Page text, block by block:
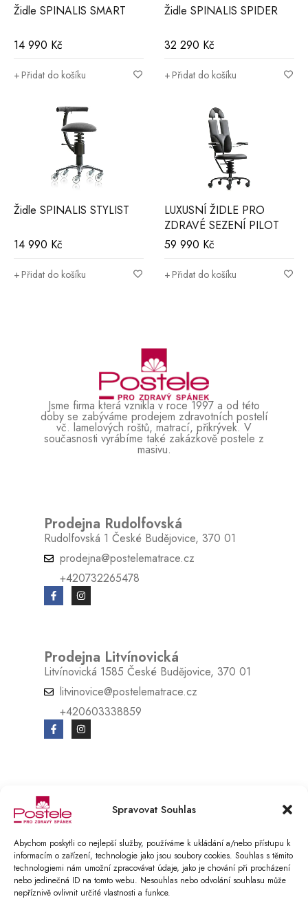
Spravovat Souhlas
Abychom poskytli co nejlepší služby, používáme k ukládání a/nebo přístupu k
informacím o zařízení, technologie jako jsou soubory cookies. Souhlas s těmito
technologiemi nám umožní zpracovávat údaje, jako je chování při procházení
nebo jedinečná ID na tomto webu. Nesouhlas nebo odvolání souhlasu může
nepříznivě ovlivnit určité vlastnosti a funkce.
Židle SPINALIS SMART
14 990 Kč
Přidat do košíku
Židle SPINALIS SPIDER
32 290 Kč
Přidat do košíku
Židle SPINALIS STYLIST
14 990 Kč
Přidat do košíku
LUXUSNÍ ŽIDLE PRO
ZDRAVÉ SEZENÍ PILOT
59 990 Kč
Přidat do košíku
Jsme firma která vznikla v roce 1997 a od této
doby se zabýváme prodejem zdravotních postelí
vč. lamelových roštů, matrací, přikrývek. V
současnosti vyrábíme také zakázkově postele z
masivu.
Prodejna Rudolfovská
Rudolfovská 1 České Budějovice, 370 01
prodejna@postelematrace.cz
+420732265478
Prodejna Litvínovická
Litvínovická 1585 České Budějovice, 370 01
litvinovice@postelematrace.cz
+420603338859
E-SHOP vytvořen v BOOSTMAN.CZ
Reklamační řád
COMPARE (0)